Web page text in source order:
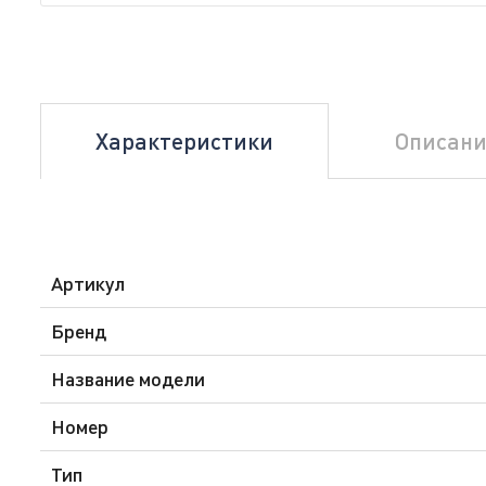
Характеристики
Артикул
Бренд
Название модели
Номер
Тип